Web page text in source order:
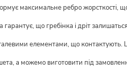
максимальне ребро жорсткості,
що гребінка і дріт
елементами, що
а можемо виготовити під